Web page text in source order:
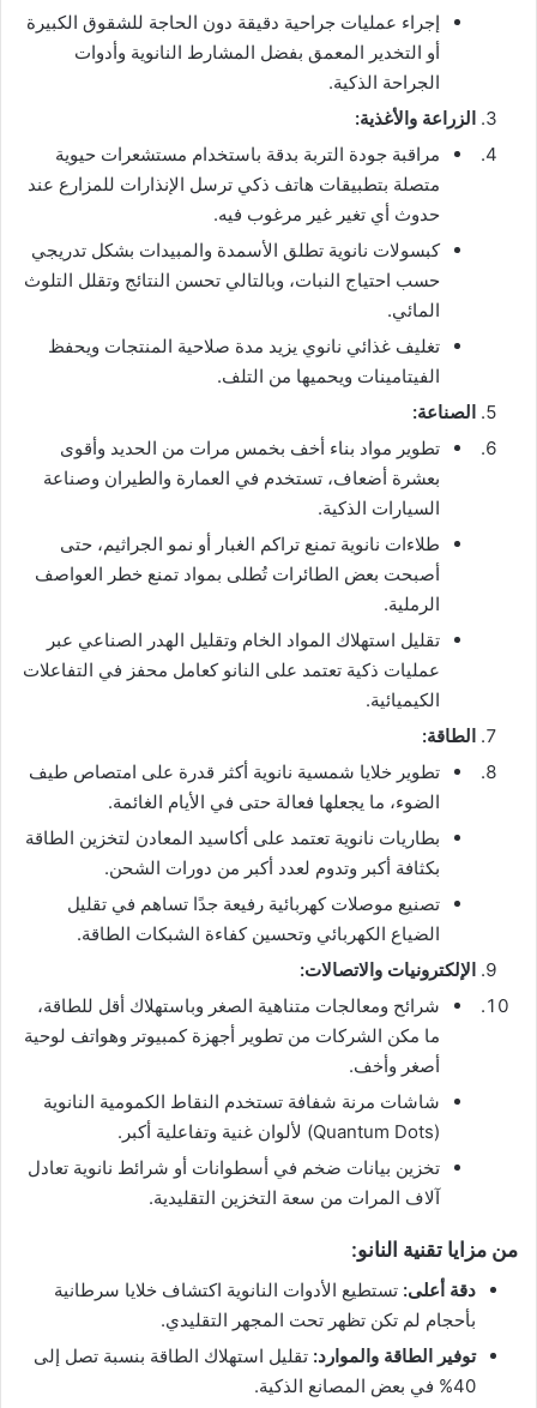
إجراء عمليات جراحية دقيقة دون الحاجة للشقوق الكبيرة
أو التخدير المعمق بفضل المشارط النانوية وأدوات
الجراحة الذكية.
الزراعة والأغذية:
مراقبة جودة التربة بدقة باستخدام مستشعرات حيوية
متصلة بتطبيقات هاتف ذكي ترسل الإنذارات للمزارع عند
حدوث أي تغير غير مرغوب فيه.
كبسولات نانوية تطلق الأسمدة والمبيدات بشكل تدريجي
حسب احتياج النبات، وبالتالي تحسن النتائج وتقلل التلوث
المائي.
تغليف غذائي نانوي يزيد مدة صلاحية المنتجات ويحفظ
الفيتامينات ويحميها من التلف.
الصناعة:
تطوير مواد بناء أخف بخمس مرات من الحديد وأقوى
بعشرة أضعاف، تستخدم في العمارة والطيران وصناعة
السيارات الذكية.
طلاءات نانوية تمنع تراكم الغبار أو نمو الجراثيم، حتى
أصبحت بعض الطائرات تُطلى بمواد تمنع خطر العواصف
الرملية.
تقليل استهلاك المواد الخام وتقليل الهدر الصناعي عبر
عمليات ذكية تعتمد على النانو كعامل محفز في التفاعلات
الكيميائية.
الطاقة:
تطوير خلايا شمسية نانوية أكثر قدرة على امتصاص طيف
الضوء، ما يجعلها فعالة حتى في الأيام الغائمة.
بطاريات نانوية تعتمد على أكاسيد المعادن لتخزين الطاقة
بكثافة أكبر وتدوم لعدد أكبر من دورات الشحن.
تصنيع موصلات كهربائية رفيعة جدًا تساهم في تقليل
الضياع الكهربائي وتحسين كفاءة الشبكات الطاقة.
الإلكترونيات والاتصالات:
شرائح ومعالجات متناهية الصغر وباستهلاك أقل للطاقة،
ما مكن الشركات من تطوير أجهزة كمبيوتر وهواتف لوحية
أصغر وأخف.
شاشات مرنة شفافة تستخدم النقاط الكمومية النانوية
(Quantum Dots) لألوان غنية وتفاعلية أكبر.
تخزين بيانات ضخم في أسطوانات أو شرائط نانوية تعادل
آلاف المرات من سعة التخزين التقليدية.
من مزايا تقنية النانو:
دقة أعلى: تستطيع الأدوات النانوية اكتشاف خلايا سرطانية
بأحجام لم تكن تظهر تحت المجهر التقليدي.
توفير الطاقة والموارد: تقليل استهلاك الطاقة بنسبة تصل إلى
40% في بعض المصانع الذكية.